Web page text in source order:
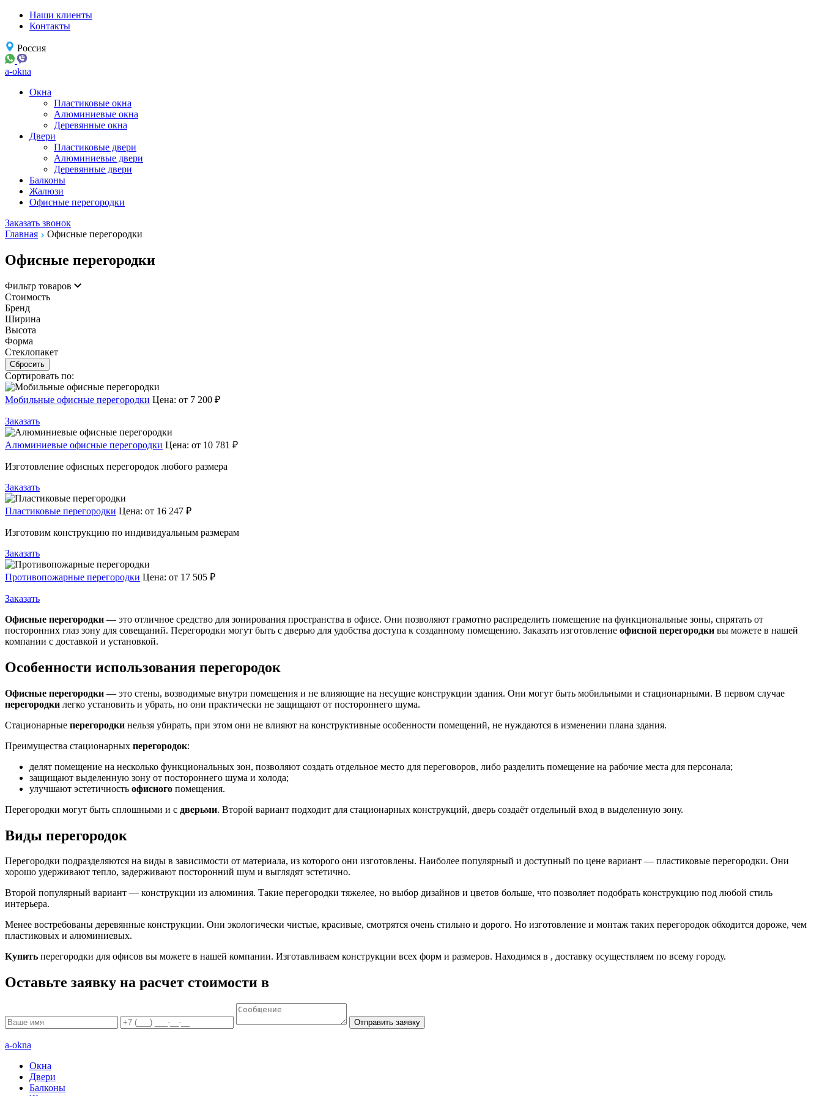
Наши клиенты
Контакты
Россия
a-okna
Окна
Пластиковые окна
Алюминиевые окна
Деревянные окна
Двери
Пластиковые двери
Алюминиевые двери
Деревянные двери
Балконы
Жалюзи
Офисные перегородки
Заказать звонок
Главная
Офисные перегородки
Офисные перегородки
Фильтр товаров
Стоимость
Бренд
Ширина
Высота
Форма
Стеклопакет
Сбросить
Сортировать по:
Мобильные офисные перегородки Цена: от 7 200 ₽
Заказать
Алюминиевые офисные перегородки Цена: от 10 781 ₽
Изготовление офисных перегородок любого размера
Заказать
Пластиковые перегородки Цена: от 16 247 ₽
Изготовим конструкцию по индивидуальным размерам
Заказать
Противопожарные перегородки Цена: от 17 505 ₽
Заказать
Офисные перегородки — это отличное средство для зонирования пространства в офисе. Они позволяют грамотно распределить помещение на функциональные зоны, спрятать от
посторонних глаз зону для совещаний. Перегородки могут быть с дверью для удобства доступа к созданному помещению. Заказать изготовление офисной перегородки вы можете в нашей
компании с доставкой и установкой.
Особенности использования перегородок
Офисные перегородки — это стены, возводимые внутри помещения и не влияющие на несущие конструкции здания. Они могут быть мобильными и стационарными. В первом случае
перегородки легко установить и убрать, но они практически не защищают от постороннего шума.
Стационарные перегородки нельзя убирать, при этом они не влияют на конструктивные особенности помещений, не нуждаются в изменении плана здания.
Преимущества стационарных перегородок:
делят помещение на несколько функциональных зон, позволяют создать отдельное место для переговоров, либо разделить помещение на рабочие места для персонала;
защищают выделенную зону от постороннего шума и холода;
улучшают эстетичность офисного помещения.
Перегородки могут быть сплошными и с дверьми. Второй вариант подходит для стационарных конструкций, дверь создаёт отдельный вход в выделенную зону.
Виды перегородок
Перегородки подразделяются на виды в зависимости от материала, из которого они изготовлены. Наиболее популярный и доступный по цене вариант — пластиковые перегородки. Они
хорошо удерживают тепло, задерживают посторонний шум и выглядят эстетично.
Второй популярный вариант — конструкции из алюминия. Такие перегородки тяжелее, но выбор дизайнов и цветов больше, что позволяет подобрать конструкцию под любой стиль
интерьера.
Менее востребованы деревянные конструкции. Они экологически чистые, красивые, смотрятся очень стильно и дорого. Но изготовление и монтаж таких перегородок обходится дороже, чем
пластиковых и алюминиевых.
Купить перегородки для офисов вы можете в нашей компании. Изготавливаем конструкции всех форм и размеров. Находимся в , доставку осуществляем по всему городу.
Оставьте заявку на расчет стоимости в
Отправить заявку
a-okna
Окна
Двери
Балконы